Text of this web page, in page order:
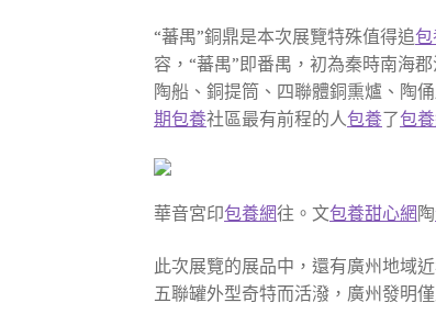
“蕃禺”銅鼎是本次展覽特殊值得追
容，“蕃禺”即番禺，初為秦時南海
陶船、銅提筒、四聯體銅熏爐、陶
期包養社區最有前程的人包養了包
華音宮印包養網往。文包養甜心網 陶
此次展覽的展品中，還有廣州地域
五聯罐外型奇特而活潑，廣州發明